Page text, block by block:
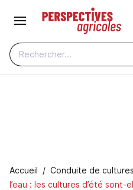
Aller au contenu principal
Rechercher...
Fil d'Ariane
Accueil Conduite de cultures
l’eau : les cultures d’été